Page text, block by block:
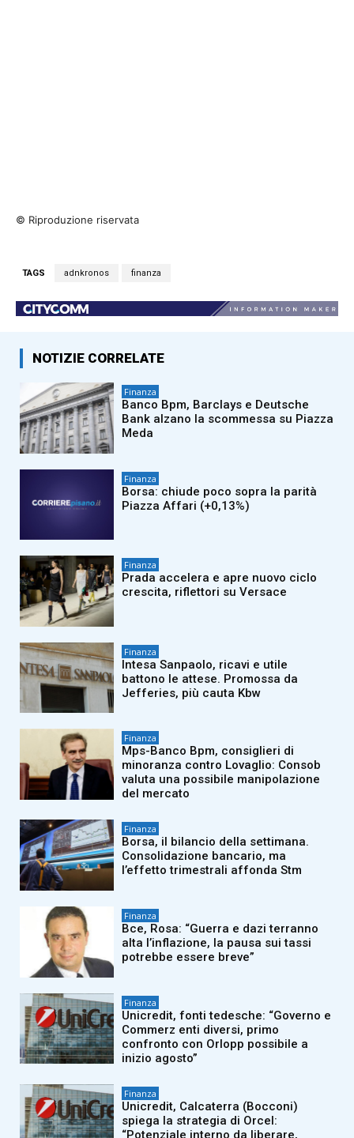
© Riproduzione riservata
TAGS adnkronos finanza
NOTIZIE CORRELATE
Finanza
Banco Bpm, Barclays e Deutsche
Bank alzano la scommessa su Piazza
Meda
Finanza
Borsa: chiude poco sopra la parità
Piazza Affari (+0,13%)
Finanza
Prada accelera e apre nuovo ciclo
crescita, riflettori su Versace
Finanza
Intesa Sanpaolo, ricavi e utile
battono le attese. Promossa da
Jefferies, più cauta Kbw
Finanza
Mps-Banco Bpm, consiglieri di
minoranza contro Lovaglio: Consob
valuta una possibile manipolazione
del mercato
Finanza
Borsa, il bilancio della settimana.
Consolidazione bancario, ma
l’effetto trimestrali affonda Stm
Finanza
Bce, Rosa: “Guerra e dazi terranno
alta l’inflazione, la pausa sui tassi
potrebbe essere breve”
Finanza
Unicredit, fonti tedesche: “Governo e
Commerz enti diversi, primo
confronto con Orlopp possibile a
inizio agosto”
Finanza
Unicredit, Calcaterra (Bocconi)
spiega la strategia di Orcel:
“Potenziale interno da liberare,